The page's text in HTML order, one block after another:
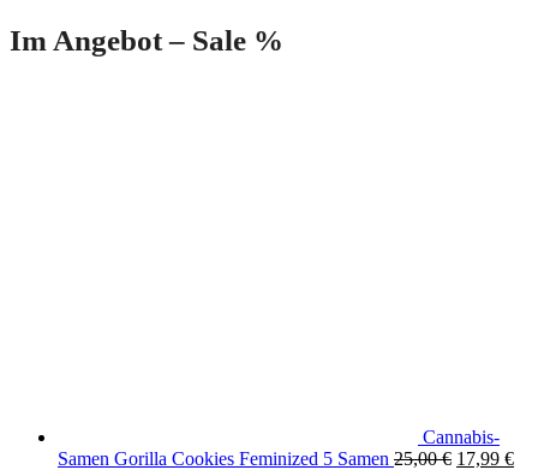
Im Angebot – Sale %
Cannabis-
Samen Gorilla Cookies Feminized 5 Samen 25,00€ Original
17,99 €